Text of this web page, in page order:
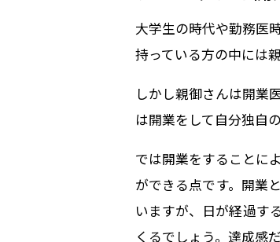
大学生の時代や勤務医
持っている方の中には
しかし親御さんは開業
は開業をして自分独自
では開業をすることに
ができる点です。開業
いますが、日が経過す
くるでしょう。達成感